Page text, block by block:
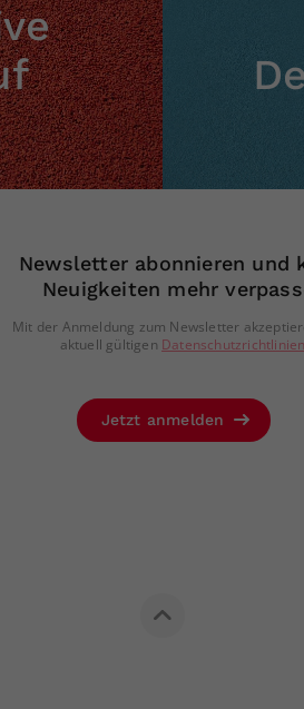
Newsletter abonnieren und
Neuigkeiten mehr
Mit der Anmeldung zum Newsletter
aktuell gültigen Datenschutzrichtlinien
Jetzt anmelden